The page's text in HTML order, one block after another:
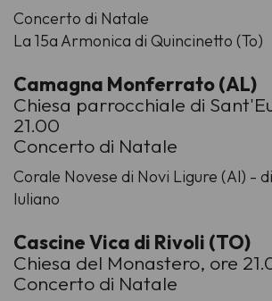
Concerto di Natale
La 15a Armonica di Quincinetto (To)
Camagna Monferrato (AL)
Chiesa parrocchiale di
21.00
Concerto di Natale
Corale Novese di Novi Ligure (Al) -
Iuliano
Cascine Vica di Rivoli (TO)
Chiesa del Monastero, ore
Concerto di Natale